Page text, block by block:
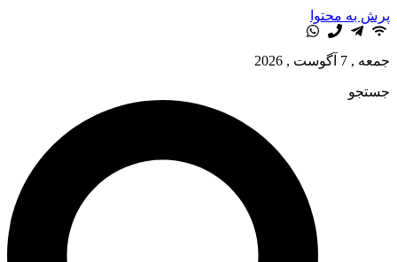
پرش به محتوا
جمعه , 7 آگوست , 2026
جستجو